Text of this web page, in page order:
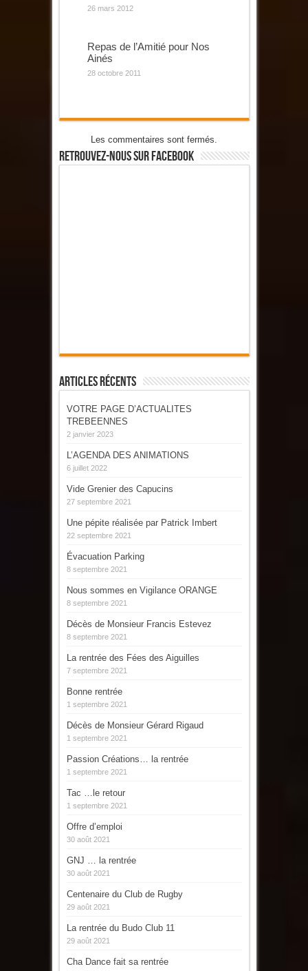
26 mars 2012
Repas de l’Amitié pour Nos
Ainés
28 octobre 2011
Les commentaires sont fermés.
Retrouvez-Nous Sur Facebook
Articles Récents
VOTRE PAGE D’ACTUALITES
TREBEENNES
2 janvier 2023
L’AGENDA DES ANIMATIONS
6 juillet 2022
Vide Grenier des Capucins
27 septembre 2021
Une pépite réalisée par Patrick Imbert
22 septembre 2021
Évacuation Parking
8 septembre 2021
Nous sommes en Vigilance ORANGE
8 septembre 2021
Décès de Monsieur Francis Estevez
8 septembre 2021
La rentrée des Fées des Aiguilles
7 septembre 2021
Bonne rentrée
1 septembre 2021
Décès de Monsieur Gérard Rigaud
1 septembre 2021
Passion Créations… la rentrée
1 septembre 2021
Tac …le retour
1 septembre 2021
Offre d’emploi
30 août 2021
GNJ … la rentrée
30 août 2021
Centenaire du Club de Rugby
29 août 2021
La rentrée du Budo Club 11
29 août 2021
Cha Dance fait sa rentrée